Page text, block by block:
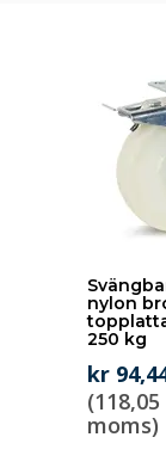
nylon
250 kg
kr
moms)